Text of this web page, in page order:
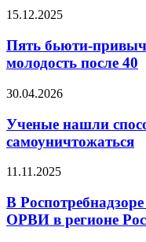
«взрослой»
Пять
привычек,
которые
крадут
после
15.12.2025
Пять бьюти-
молодость после 40
Ученые
способ
заставить
клетки
самоуничтожаться
30.04.2026
Ученые нашли
самоуничтожаться
В
сообщили
о
заболеваемости
11.11.2025
В
ОРВИ в регионе